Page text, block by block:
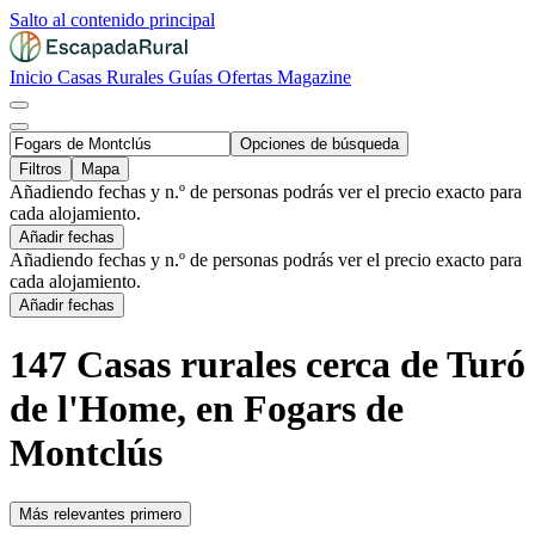
Salto al contenido principal
Inicio Casas Rurales Guías Ofertas Magazine
Opciones de búsqueda
Filtros
Mapa
Añadiendo fechas y n.º de personas podrás ver el precio exacto para
cada alojamiento.
Añadir fechas
Añadiendo fechas y n.º de personas podrás ver el precio exacto para
cada alojamiento.
Añadir fechas
147 Casas rurales cerca de Turó
de l'Home, en Fogars de
Montclús
Más relevantes primero